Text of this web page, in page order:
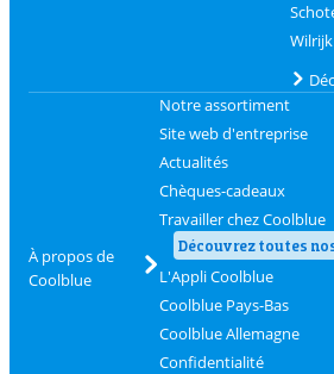
Wilrijk
À propos de
Coolblue
Notre assortiment
Site web d'entreprise
Actualités
Chèques-cadeaux
Travailler chez Coolblue
Découvrez toutes
L'Appli Coolblue
Coolblue Pays-Bas
Coolblue Allemagne
Confidentialité